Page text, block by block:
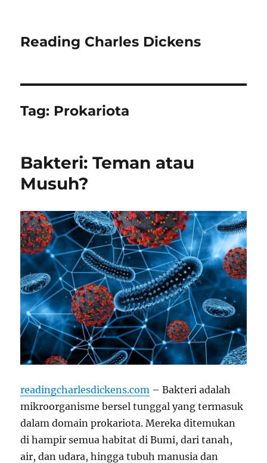
Reading Charles Dickens
Tag: Prokariota
Bakteri: Teman atau
Musuh?
readingcharlesdickens.com – Bakteri adalah
mikroorganisme bersel tunggal yang termasuk
dalam domain prokariota. Mereka ditemukan
di hampir semua habitat di Bumi, dari tanah,
air, dan udara, hingga tubuh manusia dan